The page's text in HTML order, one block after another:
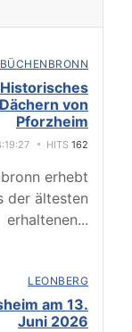
BÜCHENBRONN
von
Pforzheim
HITS 162
erhebt
der ältesten
erhaltenen...
LEONBERG
am 13.
Juni 2026